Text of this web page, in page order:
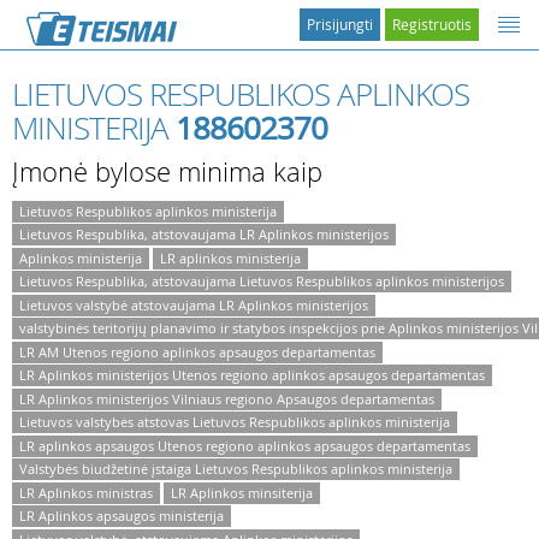
Registruotis
Prisijungti
LIETUVOS RESPUBLIKOS APLINKOS
MINISTERIJA 188602370
Įmonė bylose minima kaip
Lietuvos Respublikos aplinkos ministerija
Lietuvos Respublika, atstovaujama LR Aplinkos ministerijos
Aplinkos ministerija
LR aplinkos ministerija
Lietuvos Respublika, atstovaujama Lietuvos Respublikos aplinkos ministerijos
Lietuvos valstybė atstovaujama LR Aplinkos ministerijos
valstybinės teritorijų planavimo ir statybos inspekcijos prie Aplinkos ministerijos
LR AM Utenos regiono aplinkos apsaugos departamentas
LR Aplinkos ministerijos Utenos regiono aplinkos apsaugos departamentas
LR Aplinkos ministerijos Vilniaus regiono Apsaugos departamentas
Lietuvos valstybės atstovas Lietuvos Respublikos aplinkos ministerija
LR aplinkos apsaugos Utenos regiono aplinkos apsaugos departamentas
Valstybės biudžetinė įstaiga Lietuvos Respublikos aplinkos ministerija
LR Aplinkos ministras
LR Aplinkos minsiterija
LR Aplinkos apsaugos ministerija